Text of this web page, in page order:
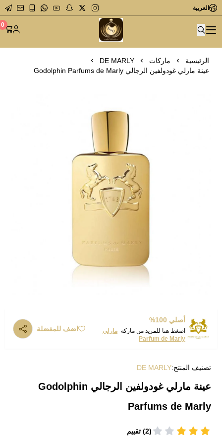
العربية
متجر عاشق العطور 0
الرئيسية ماركات
DE MARLY
عينة مارلي غودولفين الرجالي Godolphin Parfums de Marly
أصلي 100%
اضغط هنا للمزيد من ماركة مارلي
Parfum de Marly
اضف للمفضلة
تصنيف المنتج:DE MARLY
عينة مارلي غودولفين الرجالي Godolphin
Parfums de Marly
(2) تقييم